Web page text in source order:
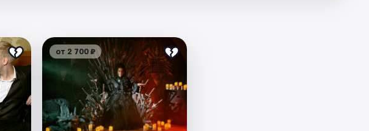
от 2 700 ₽